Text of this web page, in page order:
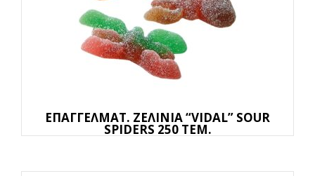
ΕΠΑΓΓΕΛΜΑΤ. ΖΕΛΙΝΙΑ “VIDAL” SOUR
SPIDERS 250 TEM.